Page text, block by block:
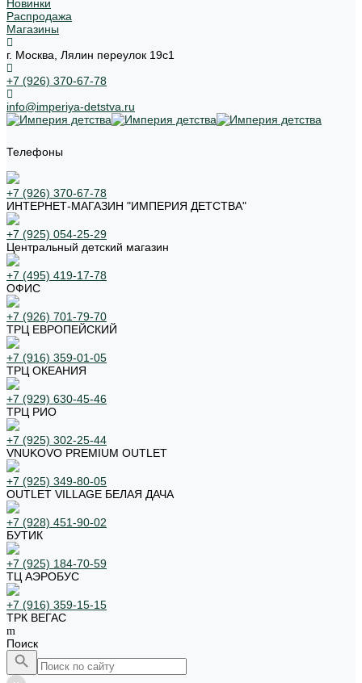
Новинки
Распродажа
Магазины
г. Москва, Лялин переулок 19с1
+7 (926) 370-67-78
info@imperiya-detstva.ru
Телефоны
+7 (926) 370-67-78
ИНТЕРНЕТ-МАГАЗИН "ИМПЕРИЯ ДЕТСТВА"
+7 (925) 054-25-29
Центральный детский магазин
+7 (495) 419-17-78
ОФИС
+7 (926) 701-79-70
ТРЦ ЕВРОПЕЙСКИЙ
+7 (916) 359-01-05
ТРЦ ОКЕАНИЯ
+7 (929) 630-45-46
ТРЦ РИО
+7 (925) 302-25-44
VNUKOVO PREMIUM OUTLET
+7 (925) 349-80-05
OUTLET VILLAGE БЕЛАЯ ДАЧА
+7 (928) 451-90-02
БУТИК
+7 (925) 184-70-59
ТЦ АЭРОБУС
+7 (916) 359-15-15
ТРК ВЕГАС
Поиск